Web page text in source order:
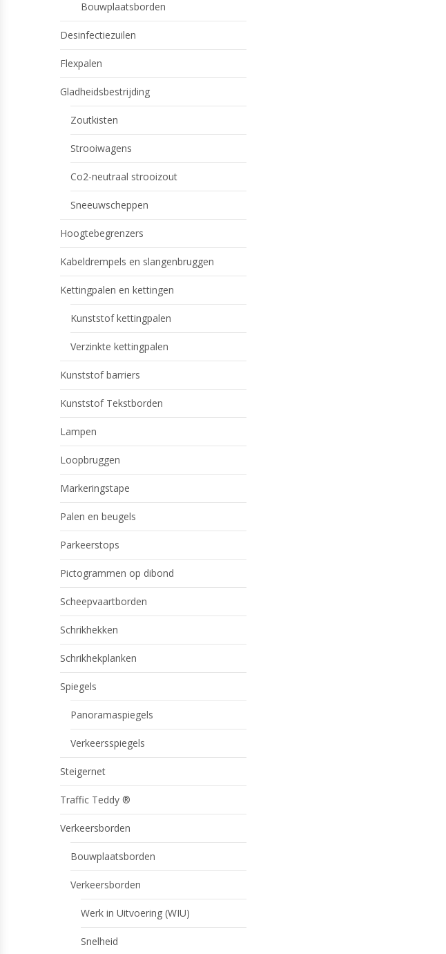
Bouwplaatsborden
Desinfectiezuilen
Flexpalen
Gladheidsbestrijding
Zoutkisten
Strooiwagens
Co2-neutraal strooizout
Sneeuwscheppen
Hoogtebegrenzers
Kabeldrempels en slangenbruggen
Kettingpalen en kettingen
Kunststof kettingpalen
Verzinkte kettingpalen
Kunststof barriers
Kunststof Tekstborden
Lampen
Loopbruggen
Markeringstape
Palen en beugels
Parkeerstops
Pictogrammen op dibond
Scheepvaartborden
Schrikhekken
Schrikhekplanken
Spiegels
Panoramaspiegels
Verkeersspiegels
Steigernet
Traffic Teddy ®
Verkeersborden
Bouwplaatsborden
Verkeersborden
Werk in Uitvoering (WIU)
Snelheid